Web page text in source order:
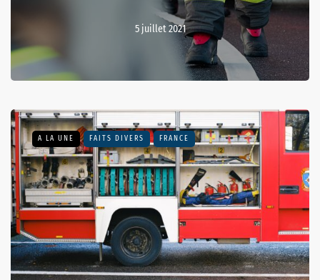
5 juillet 2021
A LA UNE FAITS DIVERS FRANCE